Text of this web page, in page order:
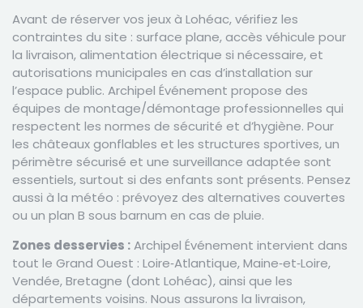
Avant de réserver vos jeux à Lohéac, vérifiez les
contraintes du site : surface plane, accès véhicule pour
la livraison, alimentation électrique si nécessaire, et
autorisations municipales en cas d’installation sur
l’espace public. Archipel Événement propose des
équipes de montage/démontage professionnelles qui
respectent les normes de sécurité et d’hygiène. Pour
les châteaux gonflables et les structures sportives, un
périmètre sécurisé et une surveillance adaptée sont
essentiels, surtout si des enfants sont présents. Pensez
aussi à la météo : prévoyez des alternatives couvertes
ou un plan B sous barnum en cas de pluie.
Zones desservies :Archipel Événement intervient dans
tout le Grand Ouest : Loire‑Atlantique, Maine‑et‑Loire,
Vendée, Bretagne (dont Lohéac), ainsi que les
départements voisins. Nous assurons la livraison,